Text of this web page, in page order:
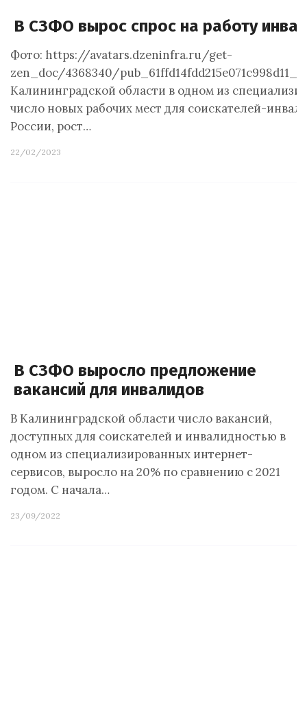
В СЗФО вырос спрос на работу
Фото: https://avatars.dzeninfra.ru/get-
zen_doc/4368340/
Калининградской области в одном из
число новых рабочих мест для соискателей-
России, рост…
22/02/2023
В СЗФО выросло предложение
вакансий для инвалидов
В Калининградской области число вакансий,
доступных для соискателей и инвалидностью в
одном из специализированных интернет-
сервисов, выросло на 20% по сравнению с 2021
годом. С начала…
23/09/2022